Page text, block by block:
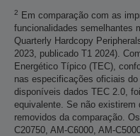
2
Em comparação com as
funcionalidades semelhantes
Quarterly Hardcopy
2023, publicado T1 2024).
Energético Típico (TEC),
nas especificações oficiais
disponíveis dados TEC 2.0,
equivalente. Se não
removidos da comparação.
C20750, AM-C6000, AM-